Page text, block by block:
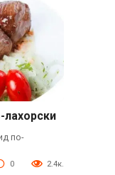
по-
0 2.4к.